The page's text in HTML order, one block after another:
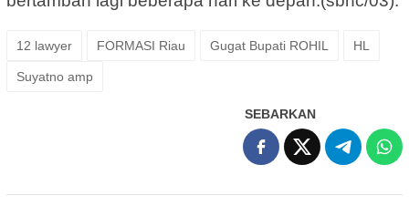
12 lawyer FORMASI Riau Gugat Bupati ROHIL HL
Suyatno amp
SEBARKAN